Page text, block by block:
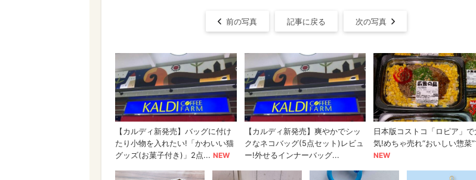
前の写真 記事に戻る 次の写真